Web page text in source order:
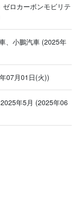
ロカーボンモビリテ
、小鵬汽車 (2025年
07月01日(火))
年5月 (2025年06